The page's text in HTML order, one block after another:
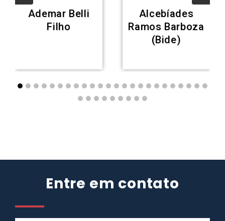
Ademar Belli
Filho
Alcebíades
Ramos Barboza
(Bide)
Entre em contato